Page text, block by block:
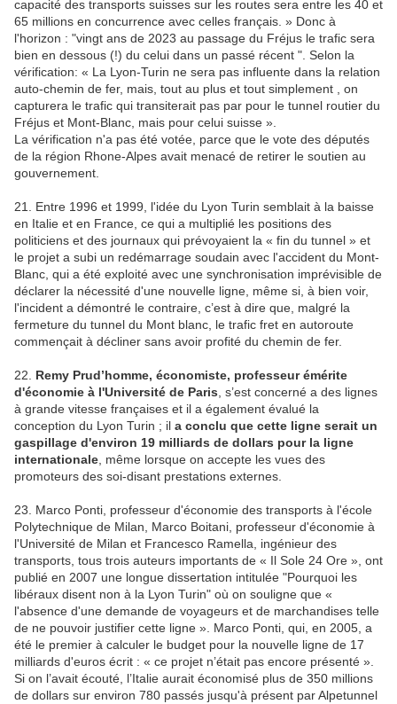
capacité des transports suisses sur les routes sera entre les 40 et
65 millions en concurrence avec celles français. » Donc à
l'horizon : "vingt ans de 2023 au passage du Fréjus le trafic sera
bien en dessous (!) du celui dans un passé récent ". Selon la
vérification: « La Lyon-Turin ne sera pas influente dans la relation
auto-chemin de fer, mais, tout au plus et tout simplement , on
capturera le trafic qui transiterait pas par pour le tunnel routier du
Fréjus et Mont-Blanc, mais pour celui suisse ».
La vérification n'a pas été votée, parce que le vote des députés
de la région Rhone-Alpes avait menacé de retirer le soutien au
gouvernement.
21. Entre 1996 et 1999, l'idée du Lyon Turin semblait à la baisse
en Italie et en France, ce qui a multiplié les positions des
politiciens et des journaux qui prévoyaient la « fin du tunnel » et
le projet a subi un redémarrage soudain avec l'accident du Mont-
Blanc, qui a été exploité avec une synchronisation imprévisible de
déclarer la nécessité d'une nouvelle ligne, même si, à bien voir,
l'incident a démontré le contraire, c’est à dire que, malgré la
fermeture du tunnel du Mont blanc, le trafic fret en autoroute
commençait à décliner sans avoir profité du chemin de fer.
22. Remy Prud’homme, économiste, professeur émérite
d'économie à l'Université de Paris, s’est concerné a des lignes
à grande vitesse françaises et il a également évalué la
conception du Lyon Turin ; il a conclu que cette ligne serait un
gaspillage d'environ 19 milliards de dollars pour la ligne
internationale, même lorsque on accepte les vues des
promoteurs des soi-disant prestations externes.
23. Marco Ponti, professeur d'économie des transports à l'école
Polytechnique de Milan, Marco Boitani, professeur d'économie à
l'Université de Milan et Francesco Ramella, ingénieur des
transports, tous trois auteurs importants de « Il Sole 24 Ore », ont
publié en 2007 une longue dissertation intitulée "Pourquoi les
libéraux disent non à la Lyon Turin" où on souligne que «
l'absence d'une demande de voyageurs et de marchandises telle
de ne pouvoir justifier cette ligne ». Marco Ponti, qui, en 2005, a
été le premier à calculer le budget pour la nouvelle ligne de 17
milliards d'euros écrit : « ce projet n’était pas encore présenté ».
Si on l’avait écouté, l’Italie aurait économisé plus de 350 millions
de dollars sur environ 780 passés jusqu'à présent par Alpetunnel